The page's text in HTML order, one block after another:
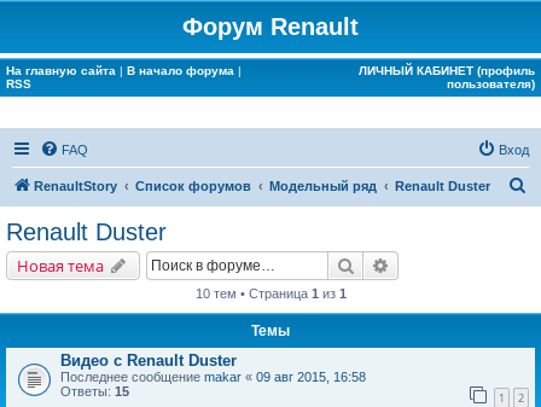
Форум Renault
На главную сайта | В начало форума |
RSS
ЛИЧНЫЙ КАБИНЕТ (профиль
пользователя)
FAQ Вход
RenaultStory Список форумов Модельный ряд Renault Duster
Renault Duster
Новая тема Поиск
10 тем • Страница 1 из 1
Темы
Видео с Renault Duster
Последнее сообщение makar « 09 авг 2015, 16:58
Ответы: 15 1 2